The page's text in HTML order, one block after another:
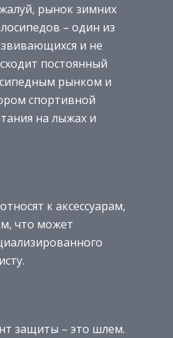
рынок зимних
– один из
и не
постоянный
рынком и
спортивной
на лыжах и
к аксессуарам,
что может
защиты – это шлем.